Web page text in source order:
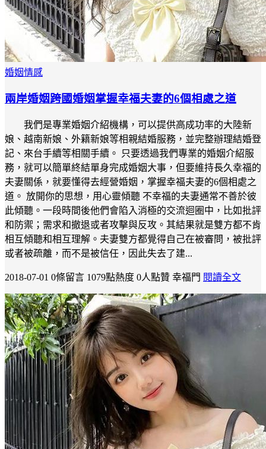
婚姻情感
兩岸婚姻跨國婚姻掌握幸福夫妻的6個相處之道
我們是專業婚姻介紹機構，可以提供高成功率的大陸新
娘、越南新娘、外籍新娘等相親結婚服務，並完整辦理結婚登
記、來台手續等相關手續。 只要透過我們專業的婚姻介紹服
務，就可以簡單終結單身完成婚姻大事，但要維持長久幸福的
夫妻關係，就要懂得去經營婚姻，掌握幸福夫妻的6個相處之
道。 放開你的思想，用心靈傾聽 不幸福的夫妻通常不善於彼
此傾聽。一段時間後他們會陷入消極的交流迴圈中，比如批評
和防禦；需求和撤退或者攻擊與反攻。其結果就是雙方都不肯
相互傾聽和相互理解。夫妻雙方都覺得自己在被審問，被批評
或者被疏離，而不是被信任，因此失去了建...
2018-07-01 0條留言 1079點熱度 0人點贊 幸福門 閱讀全文